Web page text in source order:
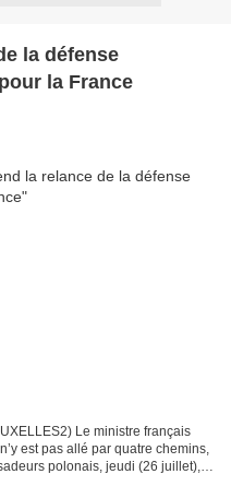
la défense
la France
Le ministre français
est pas allé par quatre chemins,
polonais, jeudi (26 juillet), il